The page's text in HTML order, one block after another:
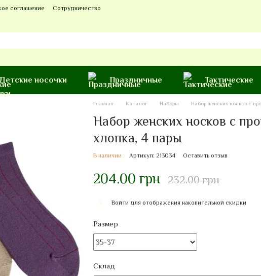
соглашение Сотрудничество
Детские носочки Праздничные Тактические
Главная Каталог Наборы Набор женских носков с
Набор женских носков с
хлопка, 4 пары
В наличии Артикул: 213034 Оставить отзыв
204.00 грн 232.00 грн
% Войти для отображения накопительной скидки
Размер
Склад